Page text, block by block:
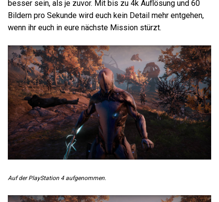
besser sein, als je zuvor. Mit bis zu 4k Auflösung und 60
Bildern pro Sekunde wird euch kein Detail mehr entgehen,
wenn ihr euch in eure nächste Mission stürzt.
Auf der PlayStation 4 aufgenommen.